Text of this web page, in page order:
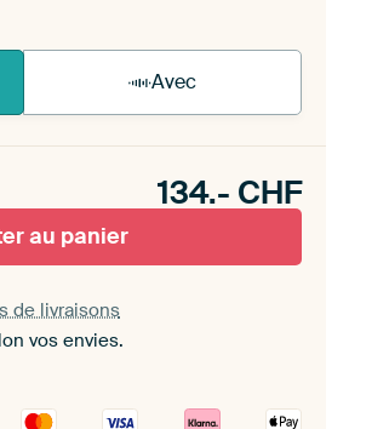
Avec
134.- CHF
au panier
de livraisons
vos envies.